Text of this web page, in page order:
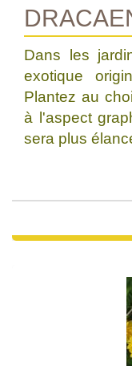
Dans les
exotique
Plantez au
à l'aspect
sera plus